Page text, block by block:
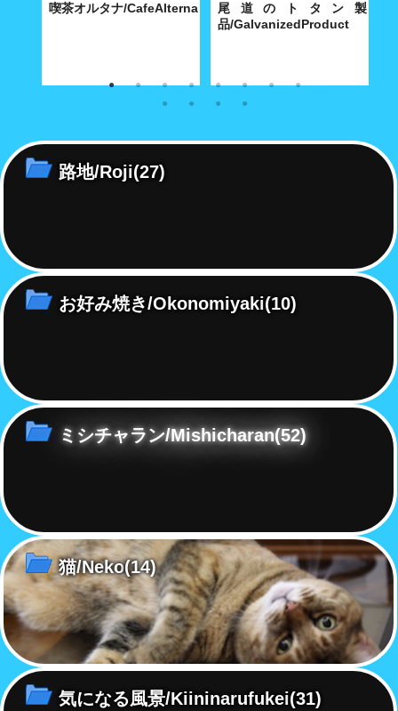
喫茶オルタナ/CafeAlterna
八坂神社に通じる築島(明神)小
尾道のトタン製
品/GalvanizedProduct
内海製作所(大正9年創業)が今
ン・グッズ
路地/Roji(27)
お好み焼き/Okonomiyaki(10)
ミシチャラン/Mishicharan(52)
猫/Neko(14)
気になる風景/Kiininarufukei(31)